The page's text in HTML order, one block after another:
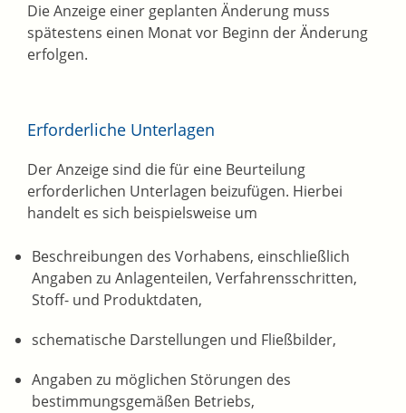
Die Anzeige einer geplanten Änderung muss
spätestens einen Monat vor Beginn der Änderung
erfolgen.
Erforderliche Unterlagen
Der Anzeige sind die für eine Beurteilung
erforderlichen Unterlagen beizufügen. Hierbei
handelt es sich beispielsweise um
Beschreibungen des Vorhabens, einschließlich
Angaben zu Anlagenteilen, Verfahrensschritten,
Stoff- und Produktdaten,
schematische Darstellungen und Fließbilder,
Angaben zu möglichen Störungen des
bestimmungsgemäßen Betriebs,